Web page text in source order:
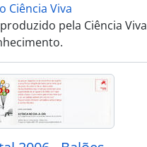
Ciência Viva
pela Ciência